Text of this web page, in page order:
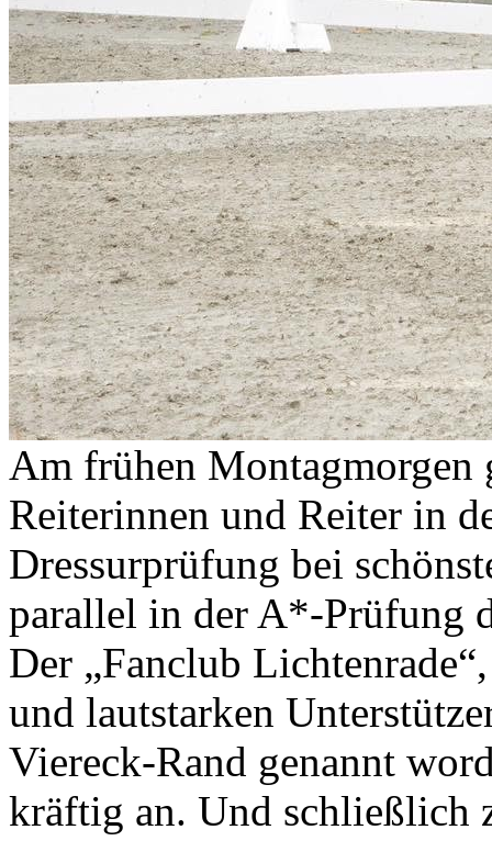
Am frühen Montagmorgen
Reiterinnen und Reiter in
Dressurprüfung bei
parallel in der A*-Prüfung
Der „Fanclub
und lautstarken
Viereck-Rand genannt
kräftig an. Und schließlich